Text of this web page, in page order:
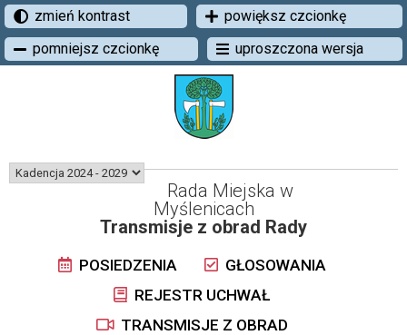
zmień kontrast
powiększ czcionkę
pomniejsz czcionkę
uproszczona wersja
Rada Miejska w
Myślenicach
Transmisje z obrad Rady
POSIEDZENIA
GŁOSOWANIA
REJESTR UCHWAŁ
TRANSMISJE Z OBRAD